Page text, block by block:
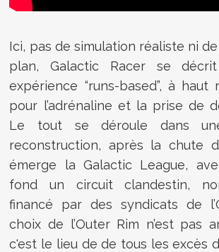
Ici, pas de simulation réaliste ni
plan, Galactic Racer se
expérience “runs-based”, à haut
pour l’adrénaline et la prise de
Le tout se déroule dans
reconstruction, après la chute
émerge la Galactic League,
fond un circuit clandestin,
financé par des syndicats de
choix de l’Outer Rim n’est pas
c'est le lieu de de tous les excès